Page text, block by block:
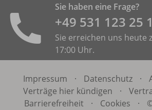
Sie haben eine Frage?
+49 531 ­123 25
Sie erreichen uns heute
17:00 Uhr.
Impressum · Datenschutz ·
Verträge hier kündigen
·
Barrierefreiheit
· Cookies ·